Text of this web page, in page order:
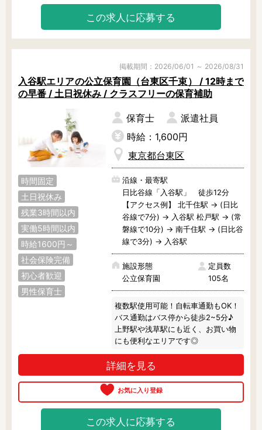
この求人に応募する
掲載期間：2026/06/01 ～ 2026/08/31
入谷駅エリアの公立保育園（台東区千束） / 12時まで
の早番 / 土日祝休み / クラスフリーの保育補助
時間固定
土日祝休み
残業3時間以内
実働5時間以内
時給1600円～
社会保険完備
初心者歓迎
男性保育士
保育士
派遣社員
時給：1,600円
東京都台東区
沿線・最寄駅
日比谷線「入谷駅」 徒歩12分
【アクセス例】 北千住駅 → (日比
谷線で7分) → 入谷駅 松戸駅 → (常
磐線で10分) → 南千住駅 → (日比谷
線で3分) → 入谷駅
施設形態
公立保育園
定員数
105名
複数駅使用可能！自転車通勤もOK！
バス通勤はバス停から徒歩2~5分♪
上野駅や浅草駅にも近く、お買い物
にも便利なエリアです◎
詳細を見る
この求人に応募する